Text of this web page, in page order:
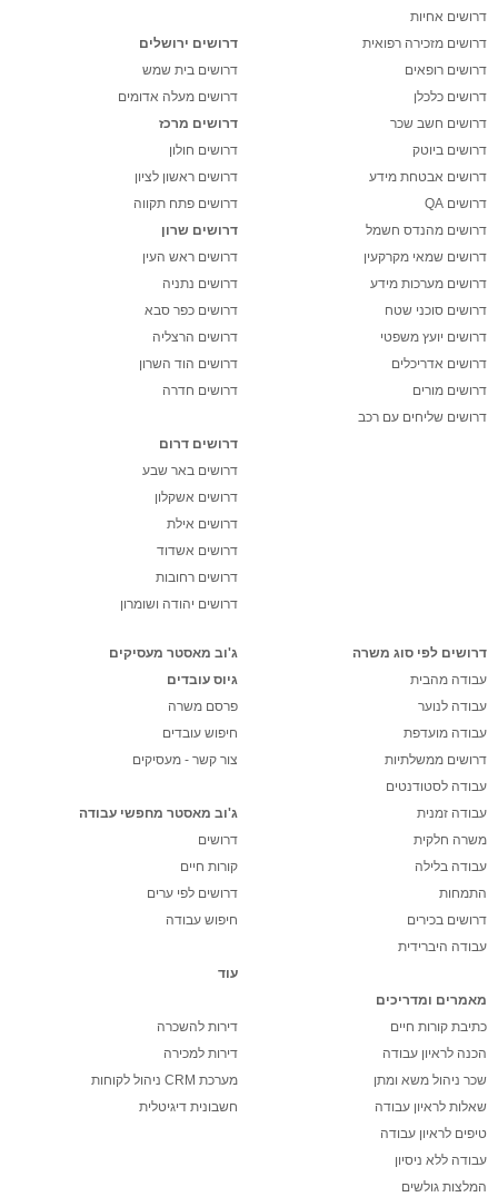
דרושים אחיות
דרושים מזכירה רפואית
דרושים רופאים
דרושים כלכלן
דרושים חשב שכר
דרושים ביוטק
דרושים אבטחת מידע
דרושים QA
דרושים מהנדס חשמל
דרושים שמאי מקרקעין
דרושים מערכות מידע
דרושים סוכני שטח
דרושים יועץ משפטי
דרושים אדריכלים
דרושים מורים
דרושים שליחים עם רכב
דרושים ירושלים
דרושים בית שמש
דרושים מעלה אדומים
דרושים מרכז
דרושים חולון
דרושים ראשון לציון
דרושים פתח תקווה
דרושים שרון
דרושים ראש העין
דרושים נתניה
דרושים כפר סבא
דרושים הרצליה
דרושים הוד השרון
דרושים חדרה
דרושים דרום
דרושים באר שבע
דרושים אשקלון
דרושים אילת
דרושים אשדוד
דרושים רחובות
דרושים יהודה ושומרון
דרושים לפי סוג משרה
עבודה מהבית
עבודה לנוער
עבודה מועדפת
דרושים ממשלתיות
עבודה לסטודנטים
עבודה זמנית
משרה חלקית
עבודה בלילה
התמחות
דרושים בכירים
עבודה היברידית
מאמרים ומדריכים
כתיבת קורות חיים
הכנה לראיון עבודה
שכר ניהול משא ומתן
שאלות לראיון עבודה
טיפים לראיון עבודה
עבודה ללא ניסיון
המלצות גולשים
ג'וב מאסטר מעסיקים
גיוס עובדים
פרסם משרה
חיפוש עובדים
צור קשר - מעסיקים
ג'וב מאסטר מחפשי עבודה
דרושים
קורות חיים
דרושים לפי ערים
חיפוש עבודה
עוד
דירות להשכרה
דירות למכירה
מערכת CRM ניהול לקוחות
חשבונית דיגיטלית